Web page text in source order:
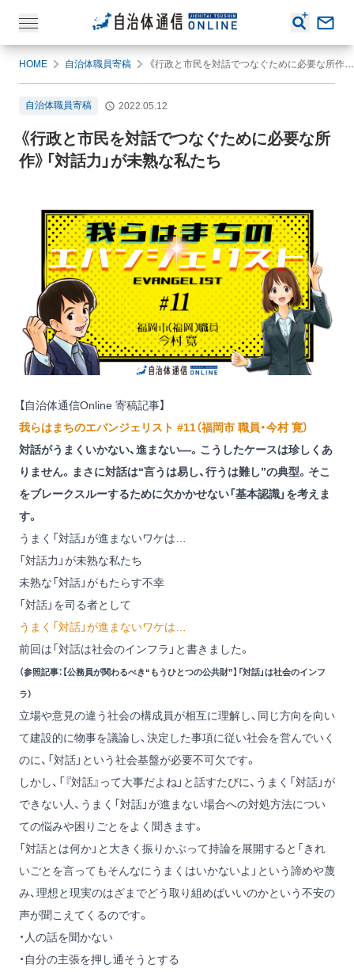
HOME 自治体職員寄稿 《行政と市民を対話でつなぐために必要な所作》「対話力」が未熟な私たち
自治体職員寄稿 2022.05.12
《行政と市民を対話でつなぐために必要な所
作》「対話力」が未熟な私たち
【自治体通信Online 寄稿記事】
我らはまちのエバンジェリスト #11（福岡市 職員・今村 寛）
対話がうまくいかない、進まない―。こうしたケースは珍しくあ
りません。まさに対話は“言うは易し、行うは難し”の典型。そこ
をブレークスルーするために欠かかせない「基本認識」を考えま
す。
うまく「対話」が進まないワケは…
「対話力」が未熟な私たち
未熟な「対話」がもたらす不幸
「対話」を司る者として
うまく「対話」が進まないワケは…
前回は「対話は社会のインフラ」と書きました。
（参照記事： 【公務員が関わるべき“もうひとつの公共財”】「対話」は社会のインフ
ラ）
立場や意見の違う社会の構成員が相互に理解し、同じ方向を向い
て建設的に物事を議論し、決定した事項に従い社会を営んでいく
のに、「対話」という社会基盤が必要不可欠です。
しかし、「『対話』って大事だよね」と話すたびに、うまく「対話」が
できない人、うまく「対話」が進まない場合への対処方法につい
ての悩みや困りごとをよく聞きます。
「対話とは何か」と大きく振りかぶって持論を展開すると「きれ
いごとを言ってもそんなにうまくはいかないよ」という諦めや蔑
み、理想と現実のはざまでどう取り組めばいいのかという不安の
声が聞こえてくるのです。
・人の話を聞かない
・自分の主張を押し通そうとする